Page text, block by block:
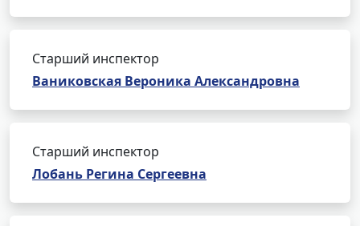
Старший инспектор
Ваниковская Вероника Александровна
Старший инспектор
Лобань Регина Сергеевна